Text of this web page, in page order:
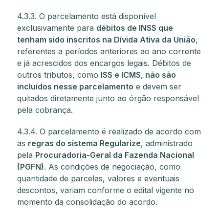
4.3.3. O parcelamento está disponível
exclusivamente para débitos de INSS que
tenham sido inscritos na Dívida Ativa da União,
referentes a períodos anteriores ao ano corrente
e já acrescidos dos encargos legais. Débitos de
outros tributos, como ISS e ICMS, não são
incluídos nesse parcelamento e devem ser
quitados diretamente junto ao órgão responsável
pela cobrança.
4.3.4. O parcelamento é realizado de acordo com
as regras do sistema Regularize, administrado
pela Procuradoria-Geral da Fazenda Nacional
(PGFN). As condições de negociação, como
quantidade de parcelas, valores e eventuais
descontos, variam conforme o edital vigente no
momento da consolidação do acordo.